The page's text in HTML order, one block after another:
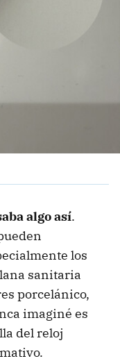
algo así.
los
sanitaria
porcelánico,
imaginé es
del reloj